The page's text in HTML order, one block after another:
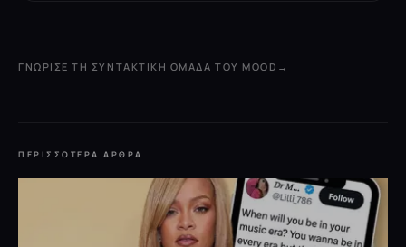
ΓΝΏΡΙΣΕ ΤΗ ΣΥΝΤΑΚΤΙΚΉ ΟΜΆΔΑ ΤΟΥ MOOD →
ΠΕΡΙΣΣΌΤΕΡΑ ΆΡΘΡΑ